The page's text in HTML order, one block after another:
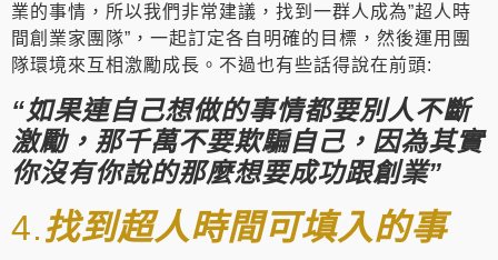
業的事情，所以我們非常建議，找到一群人成為”超人時
間創業家團隊”，一起訂定各自明確的目標，然後運用團
隊環境來互相激勵成長。不過也有些話得說在前頭:
“如果連自己想做的事情都要別人不斷
激勵，那千萬不要欺騙自己，因為其實
你沒有你說的那麼想要成功跟創業”
4.找到超人時間可填入的事